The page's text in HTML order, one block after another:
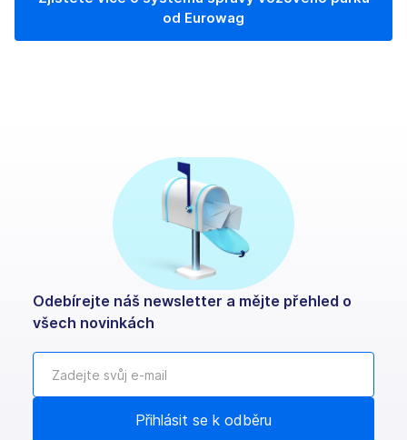
od Eurowag
Odebírejte náš newsletter a mějte přehled o
všech novinkách